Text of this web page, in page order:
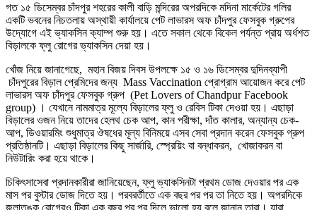
গত ১৫ ডিসেম্বর চাঁদপুর শহরের কালী বাড়ি মন্দিরের অপরদিকে মদিনা মার্কেটের গলির
একটি ভবনের নিচতলায় অস্থায়ী কার্যালয়ে পেট লাভারস অফ চাঁদপুর ফেসবুক গ্রুপের
উদ্যোগে এই ভ্যাকসিন ক্যাম্প শুরু হয়। এতে সকাল থেকে বিকেল পর্যন্ত প্রায় অর্ধশত
বিড়ালকে ফ্লু রোগের ভ্যাকসিন দেয়া হয়।
খোঁজ নিয়ে জানাগেছে, মহান বিজয় দিবস উপলক্ষে ১৫ ও ১৬ ডিসেম্বর দুদিনব্যাপী
চাঁদপুরের বিড়াল প্রেমিদের জন্য Mass Vaccination প্রোগ্রাম আয়োজন করে পেট
লাভারস অফ চাঁদপুর ফেসবুক গ্রুপ (Pet Lovers of Chandpur Facebook
group) । যেখানে নামমাত্র মূল্যে বিড়ালের ফ্লু ও রেবিস টিকা দেওয়া হয়। এছাড়া
বিড়ালের ওজন নিয়ে তাদের হেলথ চেক আপ, কান পরীক্ষা, দাঁত কালার, অন্যান্য চেক-
আপ, ডিওয়ারমিং শুধুমাত্র ঔষধের মূল্য বিনিময়ে এসব সেবা প্রদান করেন ফেসবুক গ্রুপ
প্রতিষ্ঠানটি। এছাড়া বিড়ালের কিছু সার্জারি, স্প্রেয়িং বা বন্ধাকরন, খোজাকরন বা
নিউটারিং করা হয়ে থাকে।
চিকিৎসাসেবা প্রদানকারীরা জানিয়েছেন, ফ্লু ভ্যাকসিনটা প্রথম ডোজ দেওয়ার পর এক
মাস পর বুস্টার ডোজ দিতে হয়। পরবরর্তীতে এক বছর পর পর তা নিতে হয়। অপরদিকে
জলাতঙ্ক রোগেরও টিকা এক বছর পর পর দিলে ভালো হয় বলে জানান তারা। যারা